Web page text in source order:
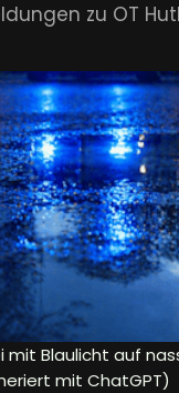
zu OT
mit Blaulicht auf
mit ChatGPT)